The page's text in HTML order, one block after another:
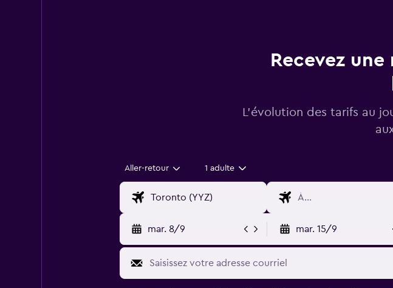
Recevez
L’évolution des tarifs au
Aller-retour 1 adulte
mar. 8/9 mar. 15/9